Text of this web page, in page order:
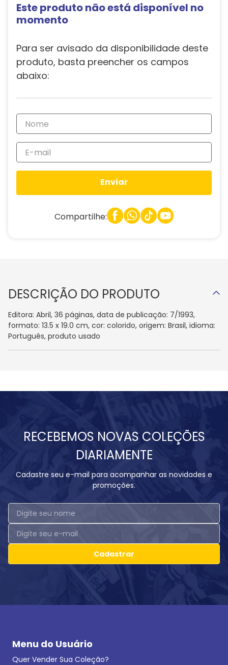
Este produto não está disponível no
momento
Para ser avisado da disponibilidade deste
produto, basta preencher os campos
abaixo:
Enviar
Compartilhe:
DESCRIÇÃO DO PRODUTO
Editora: Abril, 36 páginas, data de publicação: 7/1993,
formato: 13.5 x 19.0 cm, cor: colorido, origem: Brasil, idioma:
Português, produto usado
RECEBEMOS NOVAS COLEÇÕES
DIARIAMENTE
Cadastre seu e-mail para acompanhar as novidades e
promoções.
Cadastrar
Menu do Usuário
Quer Vender Sua Coleção?